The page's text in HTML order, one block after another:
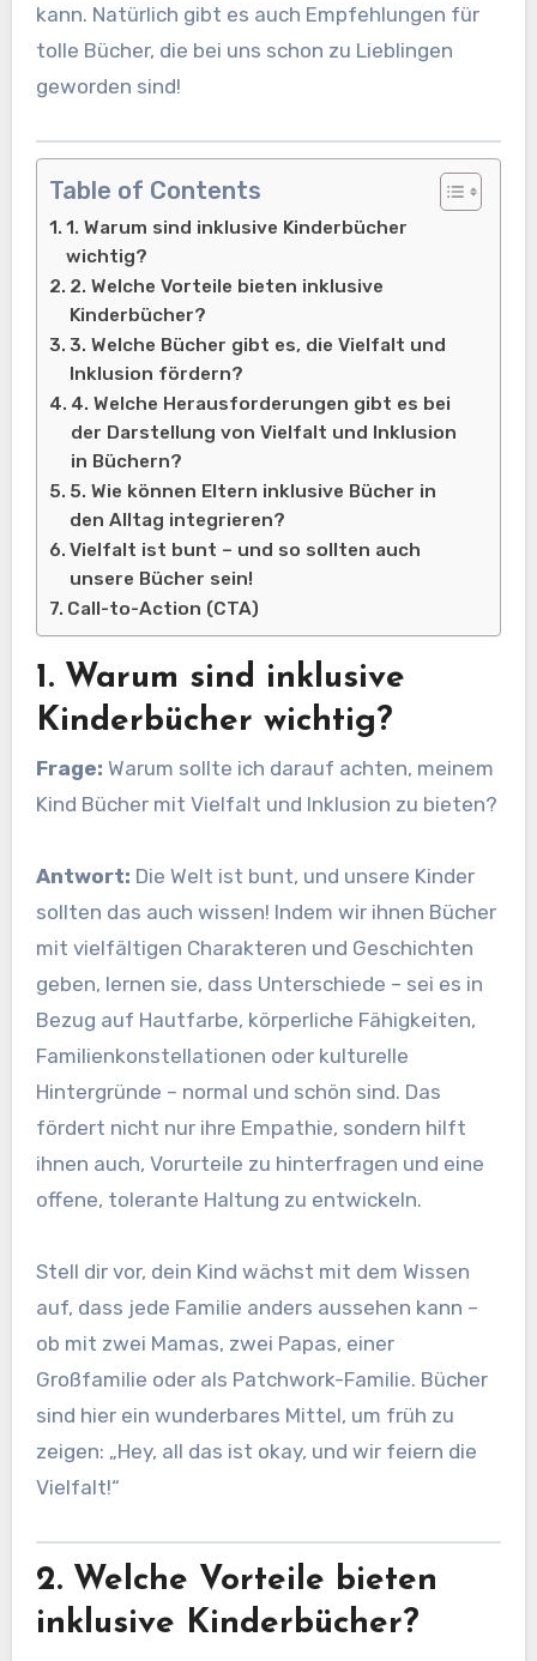
kann. Natürlich gibt es auch Empfehlungen für
tolle Bücher, die bei uns schon zu Lieblingen
geworden sind!
Table of Contents
1. Warum sind inklusive Kinderbücher
wichtig?
2. Welche Vorteile bieten inklusive
Kinderbücher?
3. Welche Bücher gibt es, die Vielfalt und
Inklusion fördern?
4. Welche Herausforderungen gibt es bei
der Darstellung von Vielfalt und Inklusion
in Büchern?
5. Wie können Eltern inklusive Bücher in
den Alltag integrieren?
Vielfalt ist bunt – und so sollten auch
unsere Bücher sein!
Call-to-Action (CTA)
1. Warum sind inklusive
Kinderbücher wichtig?
Frage: Warum sollte ich darauf achten, meinem
Kind Bücher mit Vielfalt und Inklusion zu bieten?
Antwort: Die Welt ist bunt, und unsere Kinder
sollten das auch wissen! Indem wir ihnen Bücher
mit vielfältigen Charakteren und Geschichten
geben, lernen sie, dass Unterschiede – sei es in
Bezug auf Hautfarbe, körperliche Fähigkeiten,
Familienkonstellationen oder kulturelle
Hintergründe – normal und schön sind. Das
fördert nicht nur ihre Empathie, sondern hilft
ihnen auch, Vorurteile zu hinterfragen und eine
offene, tolerante Haltung zu entwickeln.
Stell dir vor, dein Kind wächst mit dem Wissen
auf, dass jede Familie anders aussehen kann –
ob mit zwei Mamas, zwei Papas, einer
Großfamilie oder als Patchwork-Familie. Bücher
sind hier ein wunderbares Mittel, um früh zu
zeigen: „Hey, all das ist okay, und wir feiern die
Vielfalt!“
2. Welche Vorteile bieten
inklusive Kinderbücher?